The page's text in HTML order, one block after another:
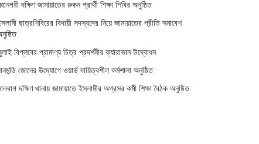
দক্ষিণ জামায়াতের রুকন প্রার্থী শিক্ষা শিবির অনুষ্ঠিত
ছাত্রশিবিরের বিদায়ী সদস্যদের নিয়ে জামায়াতের প্রীতি সমাবেশ
বিপ্লবের প্রামাণ্য চিত্র প্রদর্শনীর ক্যারাভান উদ্বোধন
জোনের উদ্যোগে ওয়ার্ড দায়িত্বশীল কর্মশালা অনুষ্ঠিত
দক্ষিণ থানায় জামায়াতে ইসলামীর অগ্রসর কর্মী শিক্ষা বৈঠক অনুষ্ঠিত